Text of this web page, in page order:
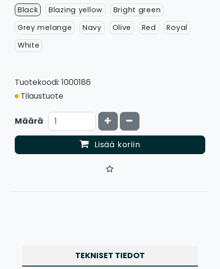
Black Blazing yellow
Bright green
Grey melange
Navy Olive Red
Royal
White
Tuotekoodi: 1000186
Tilaustuote
Määrä Kasvata määrää
Vähennä määrää
Lisää koriin
TEKNISET TIEDOT